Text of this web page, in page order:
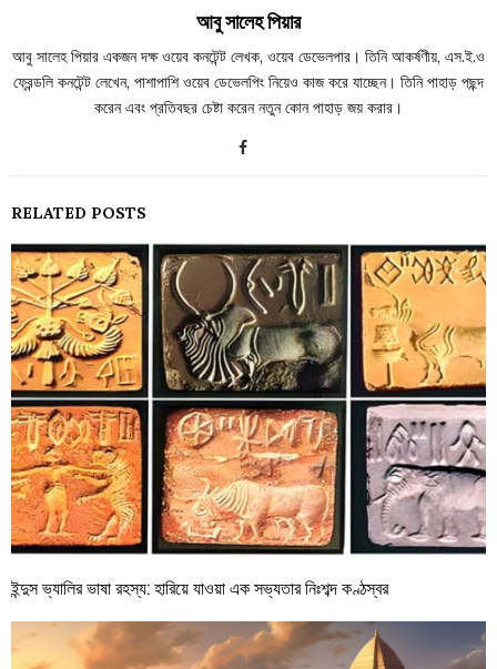
আবু সালেহ পিয়ার
আবু সালেহ পিয়ার একজন দক্ষ ওয়েব কনটেন্ট লেখক, ওয়েব ডেভেলপার। তিনি আকর্ষণীয়, এস.ই.ও
ফ্রেন্ডলি কনটেন্ট লেখেন, পাশাপাশি ওয়েব ডেভেলপিং নিয়েও কাজ করে যাচ্ছেন। তিনি পাহাড় পছন্দ
করেন এবং প্রতিবছর চেষ্টা করেন নতুন কোন পাহাড় জয় করার।
RELATED POSTS
ইন্দুস ভ্যালির ভাষা রহস্য: হারিয়ে যাওয়া এক সভ্যতার নিঃশব্দ কণ্ঠস্বর